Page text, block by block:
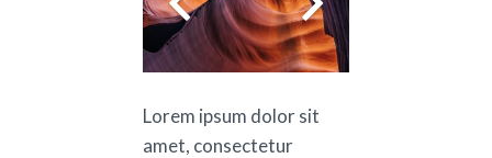
Lorem ipsum dolor sit
amet, consectetur